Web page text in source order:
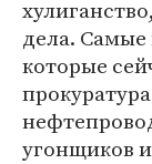
дела. Самые
которые
угонщиков